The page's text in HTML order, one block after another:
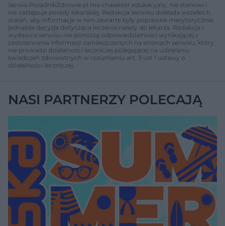
Serwis PoradnikZdrowie.pl ma charakter edukacyjny, nie stanowi i
nie zastępuje porady lekarskiej. Redakcja serwisu dokłada wszelkich
starań, aby informacje w nim zawarte były poprawne merytorycznie,
jednakże decyzja dotycząca leczenia należy do lekarza. Redakcja i
wydawca serwisu nie ponoszą odpowiedzialności wynikającej z
zastosowania informacji zamieszczonych na stronach serwisu, który
nie prowadzi działalności leczniczej polegającej na udzielaniu
świadczeń zdrowotnych w rozumieniu art. 3 ust 1 ustawy o
działalności leczniczej.
NASI PARTNERZY POLECAJĄ